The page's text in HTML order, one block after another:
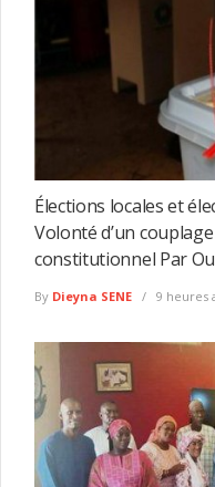
Élections locales et
Volonté d’un
constitutionnel Par
By Dieyna SENE 9 heures